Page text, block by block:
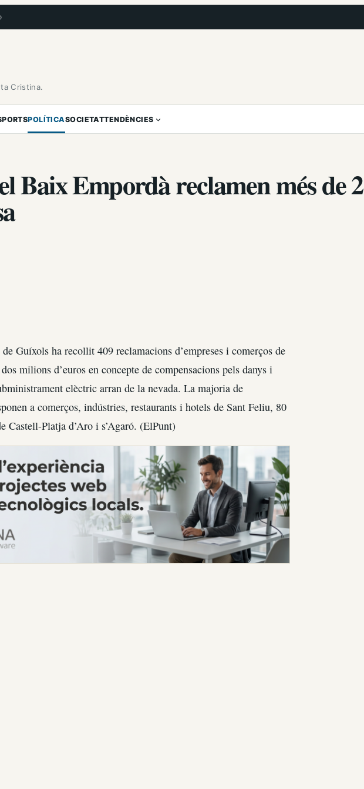
Cristina.
POLÍTICASOCIETATTENDÈNCIES
Baix Empordà reclamen més de 2
Guíxols ha recollit 409 reclamacions d’empreses i comerços de
milions d’euros en concepte de compensacions pels danys i
elèctric arran de la nevada. La majoria de
a comerços, indústries, restaurants i hotels de Sant Feliu, 80
Castell-Platja d’Aro i s’Agaró. (ElPunt)